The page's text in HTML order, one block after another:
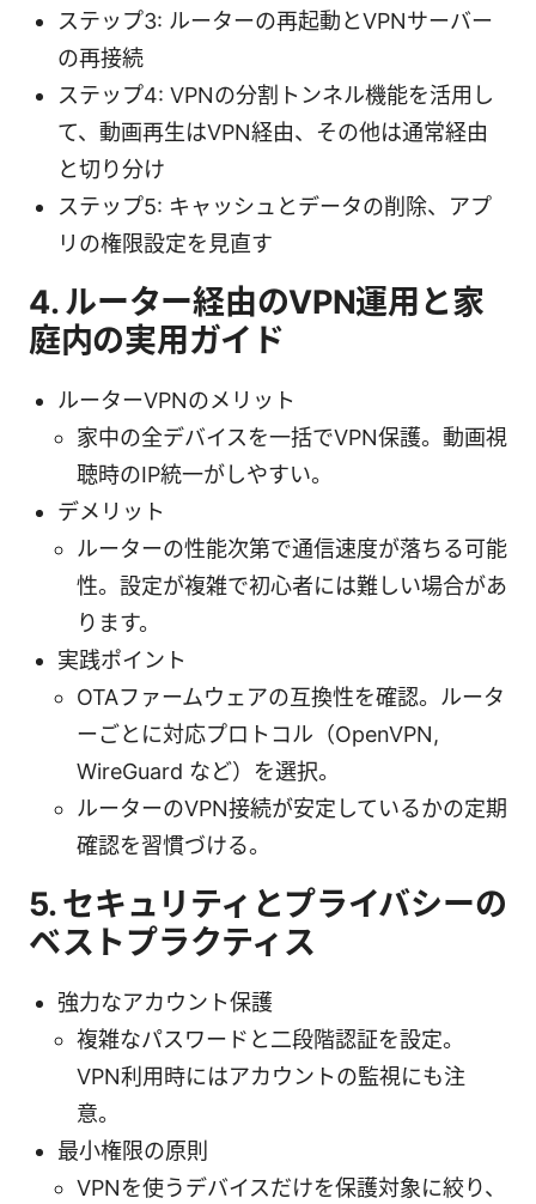
ステップ3: ルーターの再起動とVPNサーバー
の再接続
ステップ4: VPNの分割トンネル機能を活用し
て、動画再生はVPN経由、その他は通常経由
と切り分け
ステップ5: キャッシュとデータの削除、アプ
リの権限設定を見直す
4. ルーター経由のVPN運用と家
庭内の実用ガイド
ルーターVPNのメリット
家中の全デバイスを一括でVPN保護。動画視
聴時のIP統一がしやすい。
デメリット
ルーターの性能次第で通信速度が落ちる可能
性。設定が複雑で初心者には難しい場合があ
ります。
実践ポイント
OTAファームウェアの互換性を確認。ルータ
ーごとに対応プロトコル（OpenVPN,
WireGuard など）を選択。
ルーターのVPN接続が安定しているかの定期
確認を習慣づける。
5. セキュリティとプライバシーの
ベストプラクティス
強力なアカウント保護
複雑なパスワードと二段階認証を設定。
VPN利用時にはアカウントの監視にも注
意。
最小権限の原則
VPNを使うデバイスだけを保護対象に絞り、